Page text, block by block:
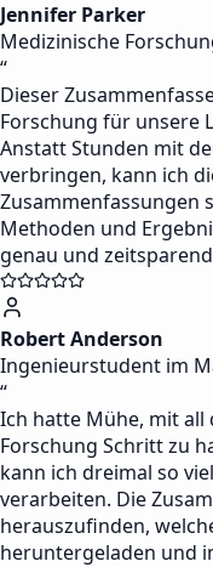
Jennifer Parker
Medizinische
“
Dieser
Forschung für unsere
Anstatt Stunden mit
verbringen, kann ich
Zusammenfassungen
Methoden und
genau und
Robert Anderson
Ingenieurstudent im
“
Ich hatte Mühe, mit all
Forschung Schritt zu
kann ich dreimal so
verarbeiten. Die
herauszufinden,
heruntergeladen und